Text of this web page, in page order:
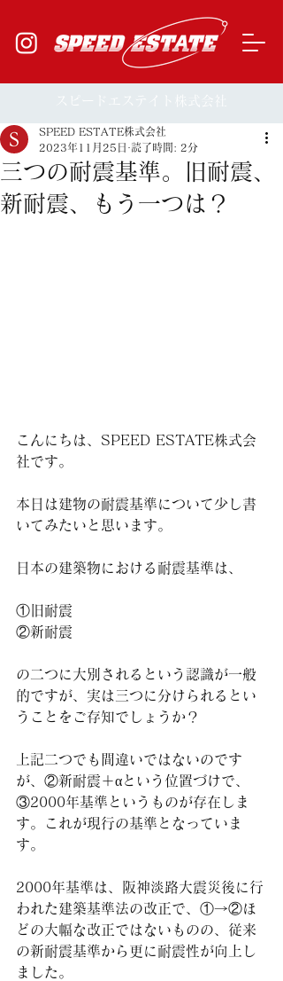
​スピードエステイト株式会社
三つの耐震基準。旧耐震、
新耐震、もう一つは？
SPEED ESTATE株式会社
2023年11月25日
読了時間: 2分
こんにちは、SPEED ESTATE株式会
社です。
本日は建物の耐震基準について少し書
いてみたいと思います。
日本の建築物における耐震基準は、
①旧耐震
②新耐震
の二つに大別されるという認識が一般
的ですが、実は三つに分けられるとい
うことをご存知でしょうか？
上記二つでも間違いではないのです
が、②新耐震＋αという位置づけで、
③2000年基準というものが存在しま
す。これが現行の基準となっていま
す。
2000年基準は、阪神淡路大震災後に行
われた建築基準法の改正で、①→②ほ
どの大幅な改正ではないものの、従来
の新耐震基準から更に耐震性が向上し
ました。